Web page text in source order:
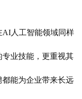
AI人工智能领域同样
业技能，更重视其
能为企业带来长远